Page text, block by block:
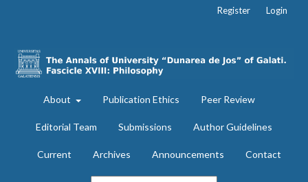
About Publication Ethics Peer Review
Editorial Team Submissions Author Guidelines
Current Archives Announcements Contact
Register Login